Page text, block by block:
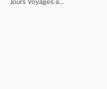
Jours Voyages a…